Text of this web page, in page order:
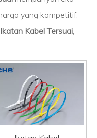
yang kompetitif,
Ikatan Kabel Tersuai,